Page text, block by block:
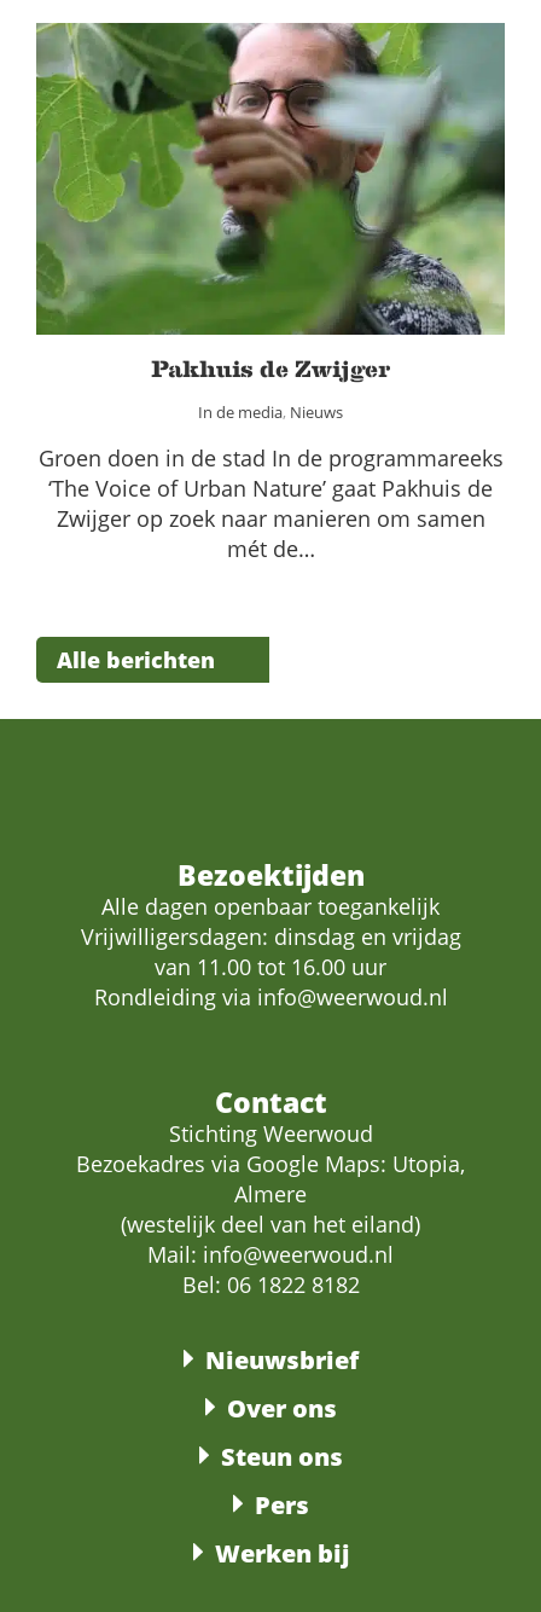
Pakhuis de Zwijger
In de media Nieuws
Pakhuis de Zwijger
In de media, Nieuws
Groen doen in de stad In de programmareeks
‘The Voice of Urban Nature’ gaat Pakhuis de
Zwijger op zoek naar manieren om samen
mét de…
Alle berichten
Bezoektijden
Alle dagen openbaar toegankelijk
Vrijwilligersdagen: dinsdag en vrijdag
van 11.00 tot 16.00 uur
Rondleiding via info@weerwoud.nl
Contact
Stichting Weerwoud
Bezoekadres via Google Maps: Utopia,
Almere
(westelijk deel van het eiland)
Mail: info@weerwoud.nl
Bel: 06 1822 8182
Nieuwsbrief
Over ons
Steun ons
Pers
Werken bij